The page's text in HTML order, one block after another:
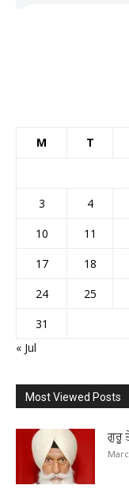
M T
3
4
10
11
17
18
24
25
31
« Jul
Most Viewed Posts
ਗੁਰੂ